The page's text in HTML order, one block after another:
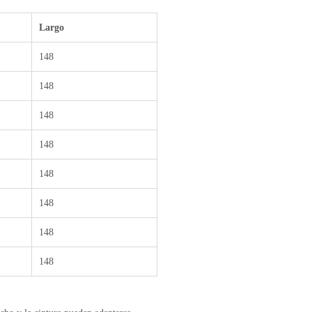
Largo
148
148
148
148
148
148
148
148